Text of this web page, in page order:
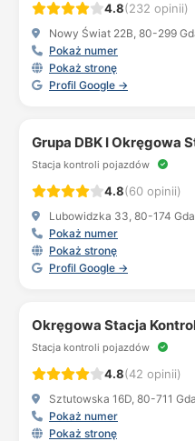
4.8(232 opinii)
Nowy Świat 22B, 80-299
Pokaż numer
Pokaż stronę
Profil Google →
Grupa DBK I Okręgowa
Stacja kontroli pojazdów
4.8(60 opinii)
Lubowidzka 33, 80-174
Pokaż numer
Pokaż stronę
Profil Google →
Okręgowa Stacja
Stacja kontroli pojazdów
4.8(42 opinii)
Sztutowska 16D, 80-711
Pokaż numer
Pokaż stronę